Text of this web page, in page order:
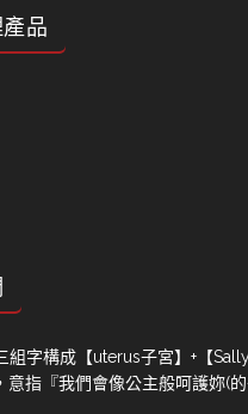
品
組字構成【uterus子宮】+【
意指『我們會像公主般呵護妳(的